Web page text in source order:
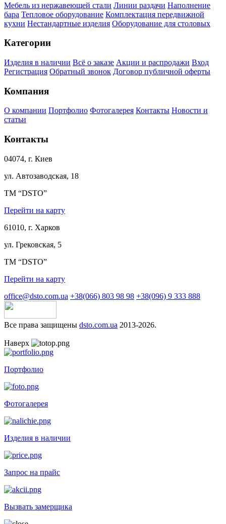
Мебель из нержавеющей стали Линии раздачи Наполнение
бара Тепловое оборудование Комплектация передвижной
кухни Нестандартные изделия Оборудование для столовых
Категории
Изделия в наличии Всё о заказе Акции и распродажи Вход
Регистрация Обратный звонок Договор публичной оферты
Компания
О компании Портфолио Фотогалерея Контакты Новости и
статьи
Контакты
04074, г. Киев
ул. Автозаводская, 18
ТМ “DSTO”
Перейти на карту
61010, г. Харков
ул. Грековская, 5
ТМ “DSTO”
Перейти на карту
office@dsto.com.ua +38(066) 803 98 98 +38(096) 9 333 888
Все права защищены dsto.com.ua 2013-2026.
Наверх
Портфолио
Фотогалерея
Изделия в наличии
Запрос на прайс
Вызвать замерщика